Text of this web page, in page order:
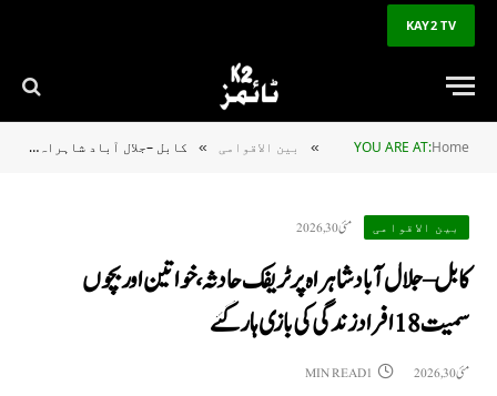
KAY2 TV
YOU ARE AT:Home
» بین الاقوامی » کابل –جلال آباد شاہراہ پر ٹریفک حادثہ، خواتین اور بچوں سمیت 18 افراد زندگی کی بازی ہار گئے
بین الاقوامی مئی 30, 2026
کابل –جلال آباد شاہراہ پر ٹریفک حادثہ، خواتین اور بچوں
سمیت 18 افراد زندگی کی بازی ہار گئے
مئی 30, 2026 1 MIN READ